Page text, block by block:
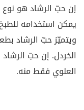
إن حبّ الرشاد هو نوع
يمكن استخدامه
ويتميّز حبّ الرشاد
العلوي فقط منه.